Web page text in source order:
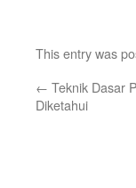
This entry was
← Teknik Dasar
Diketahui